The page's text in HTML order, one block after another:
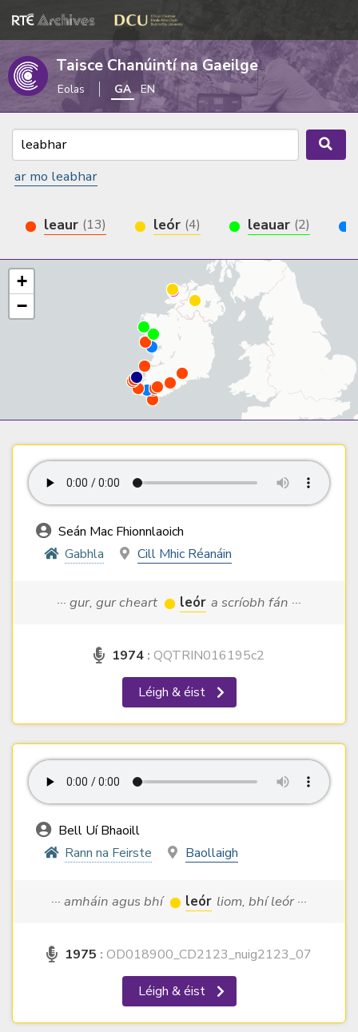
Taisce Chanúintí na Gaeilge
Eolas GA EN
ar mo leabhar
leaur (13) leór (4) leauar (2)
+
−
Seán Mac Fhionnlaoich
Gabhla
Cill Mhic Réanáin
··· gur, gur cheart leór a scríobh fán ···
1974 : QQTRIN016195c2
Léigh & éist
Bell Uí Bhaoill
Rann na Feirste
Baollaigh
··· amháin agus bhí leór liom, bhí leór ···
1975 : OD018900_CD2123_nuig2123_07
Léigh & éist